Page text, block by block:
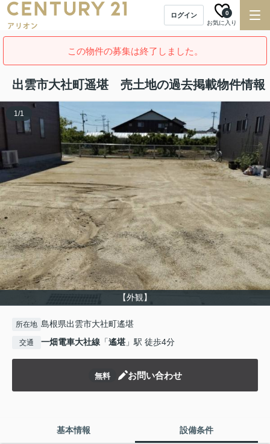
ログイン
お気に入り
0
この物件の募集は終了しました。
出雲市大社町遥堪 売土地の過去掲載物件情報
【外観】
1/1
所在地 島根県出雲市大社町遙堪
交通 一畑電車大社線 「遙堪 」駅 徒歩4分
無料 お問い合わせ
基本情報 設備条件